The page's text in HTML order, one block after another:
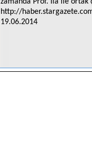
http://
19.06.2014